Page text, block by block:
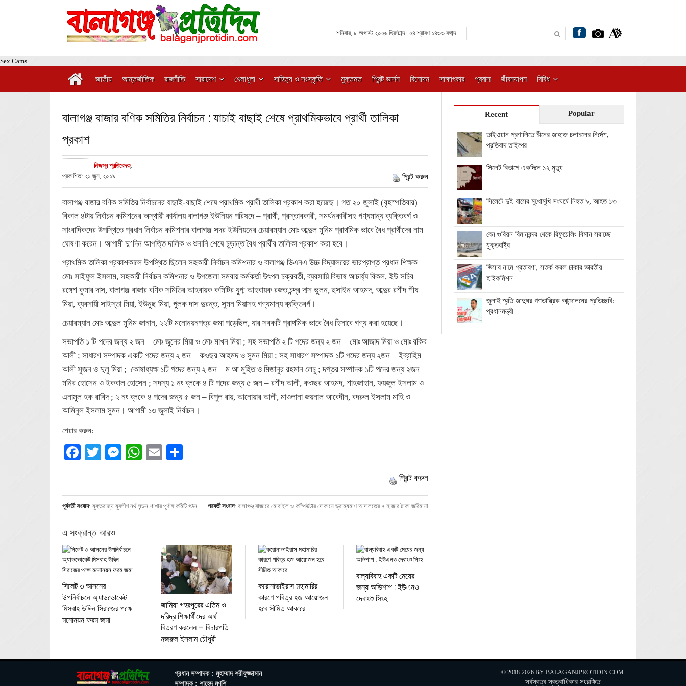
শনিবার, ৮ অগাস্ট ২০২৬ খ্রিস্টাব্দ | ২৪ শ্রাবণ ১৪৩৩ বঙ্গাব্দ
Sex Cams
জাতীয় আন্তর্জাতিক রাজনীতি সারাদেশ খেলাধুলা সাহিত্য ও সংস্কৃতি মুক্তমত প্রিন্ট ভার্সন বিনোদন সাক্ষাৎকার প্রবাস জীবনযাপন বিবিধ
বালাগঞ্জ বাজার বণিক সমিতির নির্বাচন : যাচাই বাছাই শেষে প্রাথমিকভাবে প্রার্থী তালিকা
প্রকাশ
নিজস্ব প্রতিবেদক,
প্রকাশিত: ২১ জুন, ২০১৯
প্রিন্ট করুন
বালাগঞ্জ বাজার বণিক সমিতির নির্বাচনের যাছাই-বাছাই শেষে প্রাথমিক প্রার্থী তালিকা প্রকাশ করা হয়েছে। গত ২০ জুলাই (বৃহস্পতিবার)
বিকাল ৪টায় নির্বাচন কমিশনের অস্থায়ী কার্যালয় বালাগঞ্জ ইউনিয়ন পরিষদে – প্রার্থী, প্রস্তাবকারী, সমর্থনকারীসহ গণ্যমান্য ব্যক্তিবর্গ ও
সাংবাদিকদের উপস্থিতে প্রধান নির্বাচন কমিশনার বালাগঞ্জ সদর ইউনিয়নের চেয়ারম্যান মোঃ আব্দুল মুনিম প্রাথমিক ভাবে বৈধ প্রার্থীদের নাম
ঘোষণা করেন। আগামী দু’দিন আপত্তি দালিক ও শুনানি শেষে চুড়ান্ত বৈধ প্রার্থীর তালিকা প্রকাশ করা হবে।
প্রাথমিক তালিকা প্রকাশকালে উপস্থিত ছিলেন সহকারী নির্বাচন কমিশনার ও বালাগঞ্জ ডিএনএ উচ্চ বিদ্যালয়ের ভারপ্রাপ্ত প্রধান শিক্ষক
মোঃ সাইফুল ইসলাম, সহকারী নির্বাচন কমিশনার ও উপজেলা সমবায় কর্মকর্তা উৎপল চক্রবর্তী, ব্যবসায়ি বিভাষ আচার্য্য বিকল, ইউ সচিব
রঙ্গেশ কুমার দাস, বালাগঞ্জ বাজার বণিক সমিতির আহবায়ক কমিটির যুগ্ম আহবায়ক রজত চন্দ্র দাস ভুলন, হুসাইন আহমদ, আব্দুর রশীদ শীষ
মিয়া, ব্যবসায়ী সাইস্তা মিয়া, ইউনুছ মিয়া, পুলক দাস দুরন্ত, সুমন মিয়াসহ গণ্যমান্য ব্যক্তিবর্গ।
চেয়ারম্যান মোঃ আব্দুল মুনিম জানান, ২২টি মনোনয়নপত্র জমা পড়েছিল, যার সবকটি প্রাথমিক ভাবে বৈধ হিসাবে গণ্য করা হয়েছে।
সভাপতি ১ টি পদের জন্য ২ জন – মোঃ জুনের মিয়া ও মোঃ মাখন মিয়া ; সহ সভাপতি ২ টি পদের জন্য ২ জন – মোঃ আজাদ মিয়া ও মোঃ রকিব
আলী ; সাধারণ সম্পাদক একটি পদের জন্য ২ জন – কওছর আহমদ ও সুমন মিয়া ; সহ সাধারণ সম্পাদক ১টি পদের জন্য ২জন – ইব্রাহিম
আলী সুজন ও দুলু মিয়া ; কোষাধ্যক্ষ ১টি পদের জন্য ২ জন – ম আ মুহিত ও মিজানুর রহমান লেচু ; দপ্তর সম্পাদক ১টি পদের জন্য ২জন –
মনির হোসেন ও ইকবাল হোসেন ; সদস্য ১ নং ব্লকে ৪ টি পদের জন্য ৫ জন – রশীদ আলী, কওছর আহমদ, শাহজাহান, ফয়জুল ইসলাম ও
এনামুল হক রাবিদ ; ২ নং ব্লকে ৪ পদের জন্য ৫ জন – বিপুল রায়, আনোয়ার আলী, মাওলানা জয়নাল আবেদীন, বদরুল ইসলাম মাহি ও
আমিনুল ইসলাম সুমন। আগামী ১৩ জুলাই নির্বাচন।
শেয়ার করুন:
Facebook
TwitterMessenger
WhatsApp
Email
প্রিন্ট করুন
পূর্ববর্তী সংবাদ: যুক্তরাজ্য যুবলীগ নর্থ লন্ডন শাখার পূর্ণাঙ্গ কমিটি গঠন পরবর্তী সংবাদ: বালাগঞ্জ বাজারে মোবাইল ও কম্পিউটার দোকানে ভ্রাম্যমাণ আদালতের ৭ হাজার টাকা জরিমানা
এ সংক্রান্ত আরও
সিলেট ৩ আসনের
উপনির্বাচনে অ্যাডভোকেট
মিসবাহ উদ্দিন সিরাজের পক্ষে
মনোনয়ন ফরম জমা
জামিয়া গহরপুরের এতিম ও
দরিদ্র শিক্ষার্থীদের অর্থ
বিতরণ করলেন – বিচারপতি
নজরুল ইসলাম চৌধুরী
করোনাভাইরাস মহামারির
কারণে পবিত্র হজ আয়োজন
হবে সীমিত আকারে
বাল্যবিবাহ একটি মেয়ের
জন্য অভিশাপ : ইউএনও
দেবাংশু সিংহ
Recent Popular
তাইওয়ান প্রণালিতে চীনের জাহাজ চলাচলের নির্দেশ,
প্রতিবাদ তাইপের
সিলেট বিভাগে একদিনে ১২ মৃত্যু
সিলেটে দুই বাসের মুখোমুখি সংঘর্ষে নিহত ৯, আহত ১৩
বেন গুরিয়ন বিমানবন্দর থেকে রিফুয়েলিং বিমান সরাচ্ছে
যুক্তরাষ্ট্র
ভিসার নামে প্রতারণা, সতর্ক করল ঢাকার ভারতীয়
হাইকমিশন
জুলাই স্মৃতি জাদুঘর গণতান্ত্রিক আন্দোলনের প্রতিচ্ছবি:
প্রধানমন্ত্রী
প্রধান সম্পাদক : মুহাম্মাদ শরীফুজ্জামান
সম্পাদক : শাহেদ মুণ্‌শি
© 2018-2026 BY BALAGANJPROTIDIN.COM
সর্বস্বত্ব স্বত্বাধিকার সংরক্ষিত